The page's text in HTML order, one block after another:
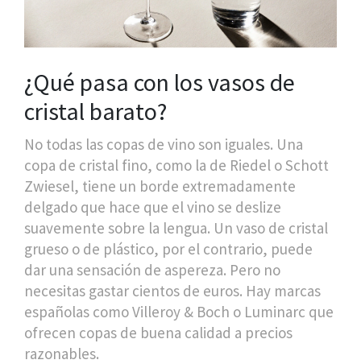
¿Qué pasa con los vasos de
cristal barato?
No todas las copas de vino son iguales. Una
copa de cristal fino, como la de Riedel o Schott
Zwiesel, tiene un borde extremadamente
delgado que hace que el vino se deslize
suavemente sobre la lengua. Un vaso de cristal
grueso o de plástico, por el contrario, puede
dar una sensación de aspereza. Pero no
necesitas gastar cientos de euros. Hay marcas
españolas como Villeroy & Boch o Luminarc que
ofrecen copas de buena calidad a precios
razonables.